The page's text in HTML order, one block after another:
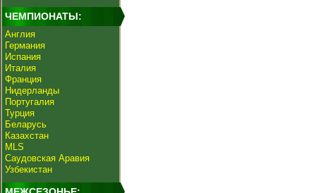
ЧЕМПИОНАТЫ:
Англия
Германия
Испания
Италия
Франция
Нидерланды
Португалия
Турция
Беларусь
Казахстан
MLS
Саудовская Аравия
Узбекистан